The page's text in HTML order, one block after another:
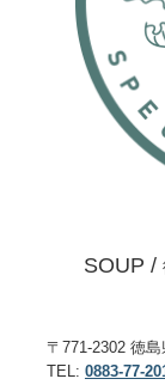
SOUP /
〒771-2302 徳
TEL: 0883-77-